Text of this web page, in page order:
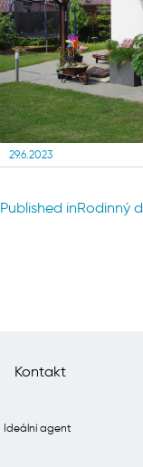
Posted
29.6.2023
Navigace
Published inRodinný
Kontakt
Ideální agent